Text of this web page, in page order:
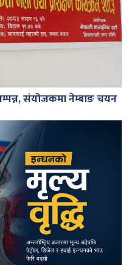
संयोजकमा नेम्बाङ चयन